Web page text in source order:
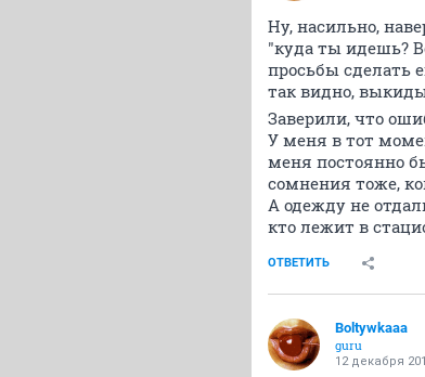
Ну, насильно,
"куда ты идешь?
просьбы сделать
так видно,
Заверили, что
У меня в тот
меня постоянно
сомнения тоже,
А одежду не
кто лежит в
ОТВЕТИТЬ
Boltywkaaa
guru
12 декабря